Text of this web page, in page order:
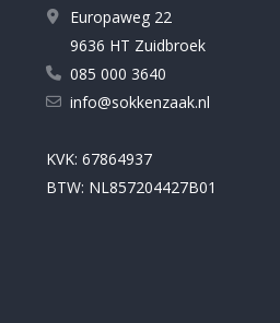
Europaweg 22
9636 HT Zuidbroek
085 000 3640
info@sokkenzaak.nl
KVK: 67864937
BTW: NL857204427B01